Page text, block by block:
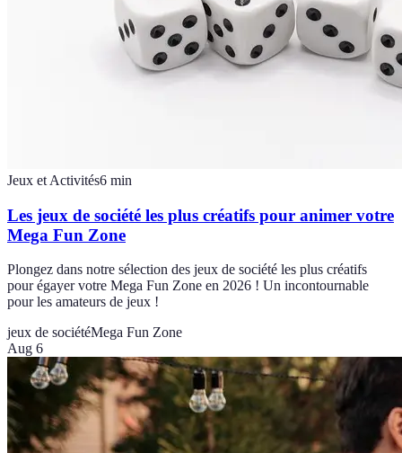
Jeux et Activités6 min
Les jeux de société les plus créatifs pour animer votre
Mega Fun Zone
Plongez dans notre sélection des jeux de société les plus créatifs
pour égayer votre Mega Fun Zone en 2026 ! Un incontournable
pour les amateurs de jeux !
jeux de sociétéMega Fun Zone
Aug 6